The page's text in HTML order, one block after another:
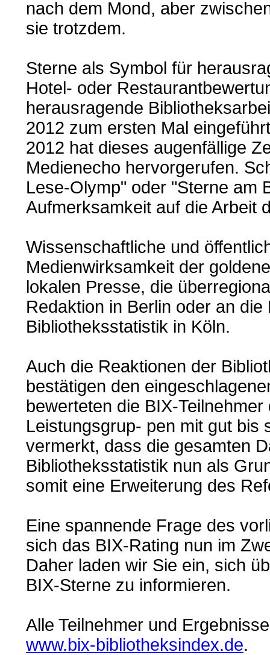
nach dem Mond, aber
sie trotzdem.
Sterne als Symbol für
Hotel- oder
herausragende
2012 zum ersten Mal
2012 hat dieses augenfällige
Medienecho hervorgerufen.
Lese-Olymp" oder "Sterne am
Aufmerksamkeit auf die Arbeit
Wissenschaftliche und
Medienwirksamkeit der
lokalen Presse, die
Redaktion in Berlin oder an
Bibliotheksstatistik in Köln.
Auch die Reaktionen der
bestätigen den
bewerteten die BIX-
Leistungsgrup- pen mit gut bis
vermerkt, dass die gesamten
Bibliotheksstatistik nun als
somit eine Erweiterung des
Eine spannende Frage des
sich das BIX-Rating nun im
Daher laden wir Sie ein, sich
BIX-Sterne zu informieren.
Alle Teilnehmer und
www.bix-bibliotheksindex.de.